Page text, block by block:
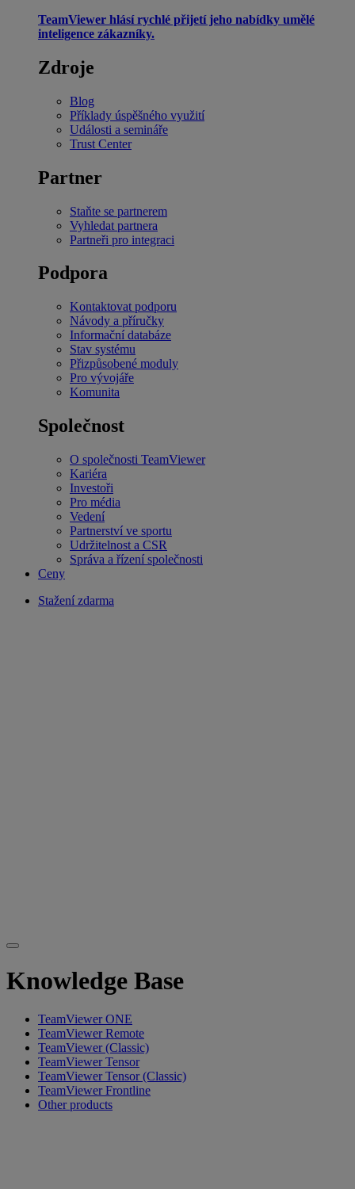
TeamViewer hlásí rychlé přijetí jeho nabídky umělé
inteligence zákazníky.
Zdroje
Blog
Příklady úspěšného využití
Události a semináře
Trust Center
Partner
Staňte se partnerem
Vyhledat partnera
Partneři pro integraci
Podpora
Kontaktovat podporu
Návody a příručky
Informační databáze
Stav systému
Přizpůsobené moduly
Pro vývojáře
Komunita
Společnost
O společnosti TeamViewer
Kariéra
Investoři
Pro média
Vedení
Partnerství ve sportu
Udržitelnost a CSR
Správa a řízení společnosti
Ceny
Stažení zdarma
Knowledge Base
TeamViewer ONE
TeamViewer Remote
TeamViewer (Classic)
TeamViewer Tensor
TeamViewer Tensor (Classic)
TeamViewer Frontline
Other products